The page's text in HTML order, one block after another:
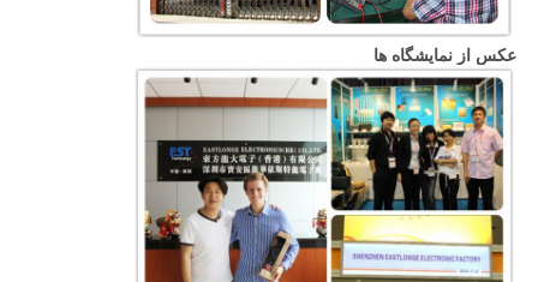
عکس از نمایشگاه ها